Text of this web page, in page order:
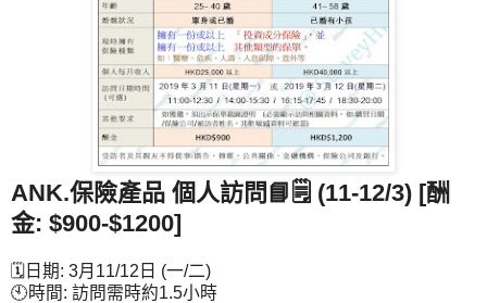
ANK.保險產品 個人訪問📘🗒 (11-12/3) [酬
金: $900-$1200]
🗓日期: 3月11/12日 (一/二)
🕙時間: 訪問需時約1.5小時